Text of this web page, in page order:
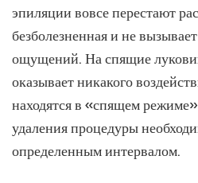
эпиляции вовсе перестают
безболезненная и не
ощущений. На спящие
оказывает никакого
находятся в «спящем
удаления процедуры
определенным интервалом.